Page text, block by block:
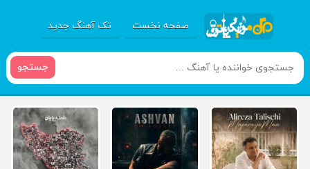
صفحه نخست تک آهنگ جدید
جستجو